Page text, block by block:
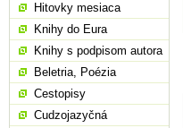
Hitovky mesiaca
Knihy do Eura
Knihy s podpisom autora
Beletria, Poézia
Cestopisy
Cudzojazyčná